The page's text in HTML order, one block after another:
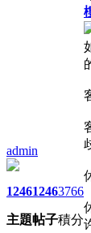
admin
1246
主題
1246
帖子
3766
積分